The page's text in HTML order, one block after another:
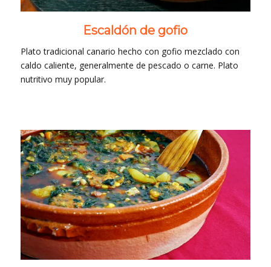
Escaldón de gofio
Plato tradicional canario hecho con gofio mezclado con
caldo caliente, generalmente de pescado o carne. Plato
nutritivo muy popular.